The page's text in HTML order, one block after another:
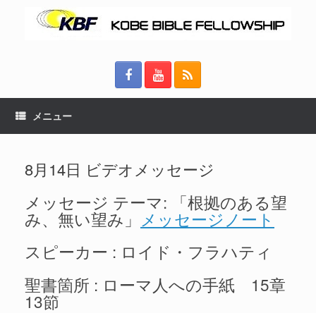
メニュー
8月14日 ビデオメッセージ
メッセージ テーマ: 「根拠のある望
み、無い望み」 メッセージノート
スピーカー : ロイド・フラハティ
聖書箇所 : ローマ人への手紙 15章
13節